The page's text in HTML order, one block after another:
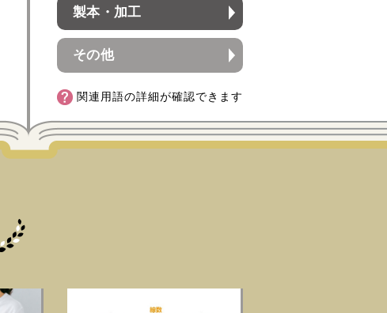
製本・加工
その他
関連用語の詳細が確認できます